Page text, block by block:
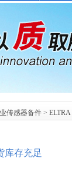
传感器备件 > ELTRA
库存充足